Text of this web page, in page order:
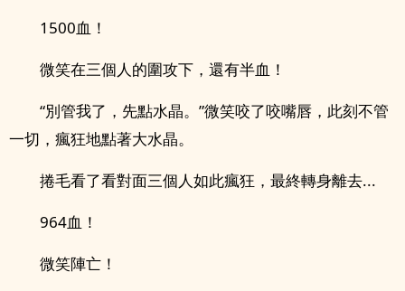
1500血！
微笑在三個人的圍攻下，還有半血！
“別管我了，先點水晶。”微笑咬了咬嘴唇，此刻不管
一切，瘋狂地點著大水晶。
捲毛看了看對面三個人如此瘋狂，最終轉身離去...
964血！
微笑陣亡！